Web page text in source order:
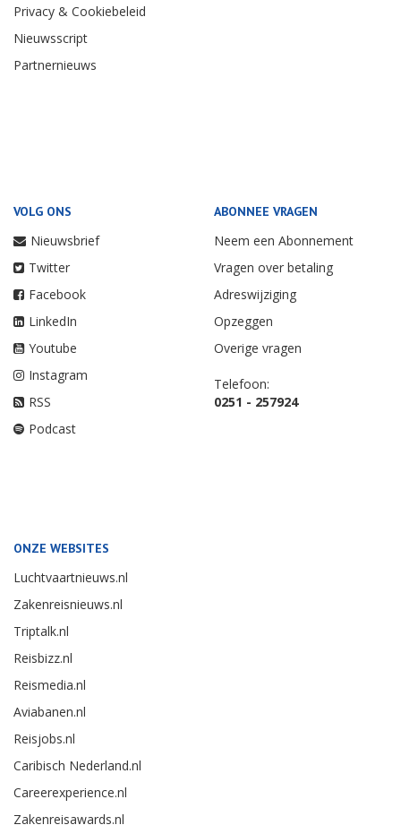
Privacy & Cookiebeleid
Nieuwsscript
Partnernieuws
VOLG ONS
Nieuwsbrief
Twitter
Facebook
LinkedIn
Youtube
Instagram
RSS
Podcast
ABONNEE VRAGEN
Neem een Abonnement
Vragen over betaling
Adreswijziging
Opzeggen
Overige vragen
Telefoon:
0251 - 257924
ONZE WEBSITES
Luchtvaartnieuws.nl
Zakenreisnieuws.nl
Triptalk.nl
Reisbizz.nl
Reismedia.nl
Aviabanen.nl
Reisjobs.nl
Caribisch Nederland.nl
Careerexperience.nl
Zakenreisawards.nl